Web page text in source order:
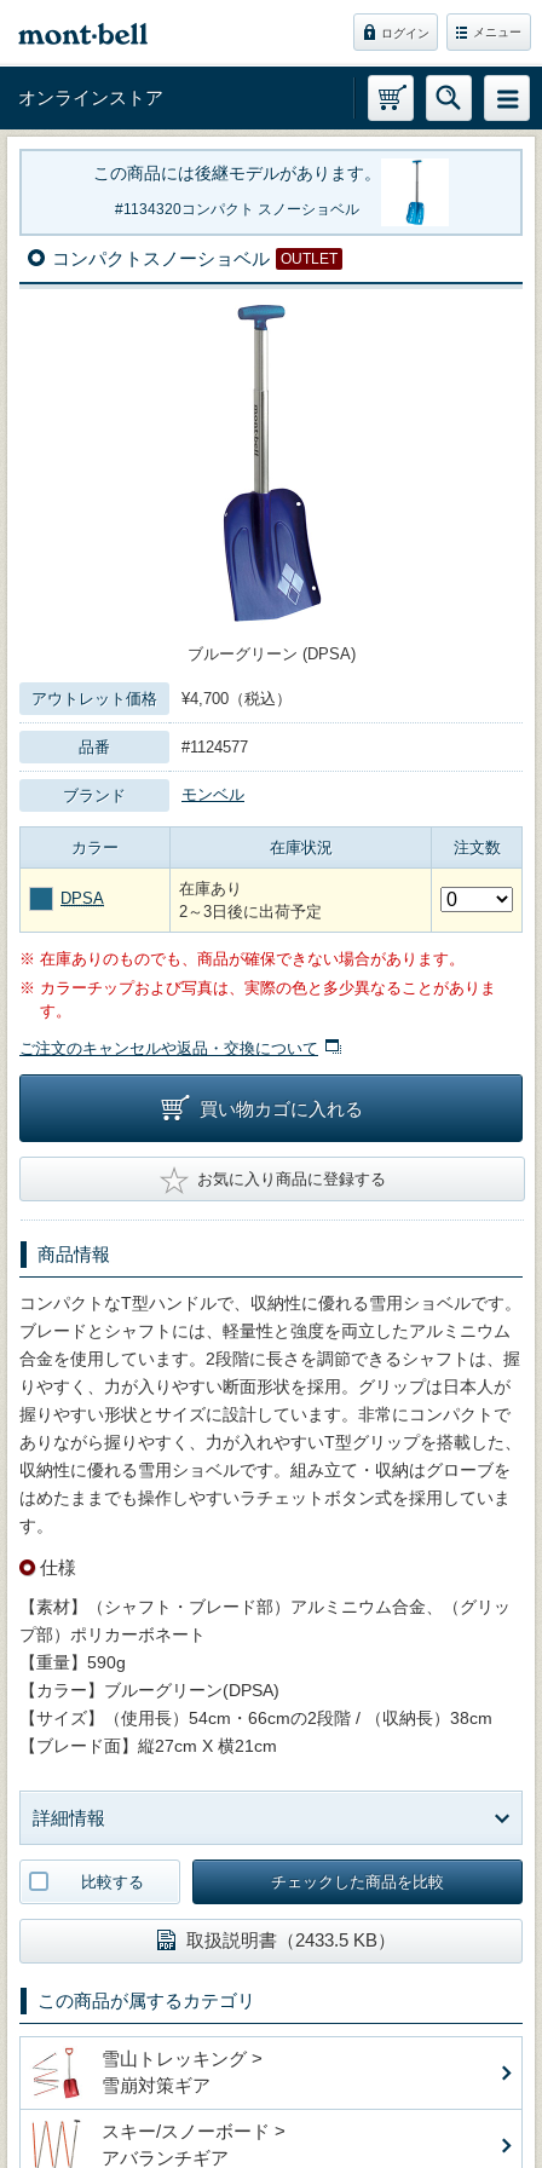
ログイン メニュー
オンラインストア
この商品には後継モデルがあります。
1134320コンパクト スノーショベル
コンパクトスノーショベル OUTLET
ブルーグリーン (DPSA)
アウトレット価格 ¥4,700（税込）
品番 #1124577
ブランド モンベル
カラー 在庫状況 注文数
DPSA
在庫あり
2～3日後に出荷予定
※ 在庫ありのものでも、商品が確保できない場合があります。
※ カラーチップおよび写真は、実際の色と多少異なることがありま
す。
ご注文のキャンセルや返品・交換について
買い物カゴに入れる
★ お気に入り商品に登録する
商品情報
コンパクトなT型ハンドルで、収納性に優れる雪用ショベルです。
ブレードとシャフトには、軽量性と強度を両立したアルミニウム
合金を使用しています。2段階に長さを調節できるシャフトは、握
りやすく、力が入りやすい断面形状を採用。グリップは日本人が
握りやすい形状とサイズに設計しています。非常にコンパクトで
ありながら握りやすく、力が入れやすいT型グリップを搭載した、
収納性に優れる雪用ショベルです。組み立て・収納はグローブを
はめたままでも操作しやすいラチェットボタン式を採用していま
す。
仕様
【素材】（シャフト・ブレード部）アルミニウム合金、（グリッ
プ部）ポリカーボネート
【重量】590g
【カラー】ブルーグリーン(DPSA)
【サイズ】（使用長）54cm・66cmの2段階 / （収納長）38cm
【ブレード面】縦27cm X 横21cm
詳細情報
比較する チェックした商品を比較
取扱説明書（2433.5 KB）
この商品が属するカテゴリ
雪山トレッキング >
雪崩対策ギア
スキー/スノーボード >
アバランチギア